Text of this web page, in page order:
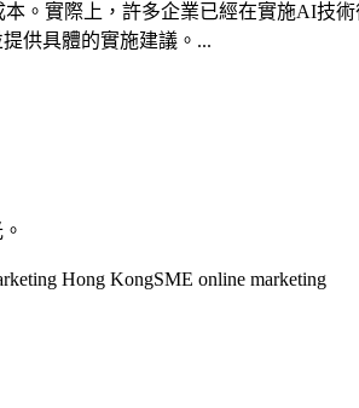
。實際上，許多企業已經在實施AI技
供具體的實施建議。...
Hong KongSME online marketing